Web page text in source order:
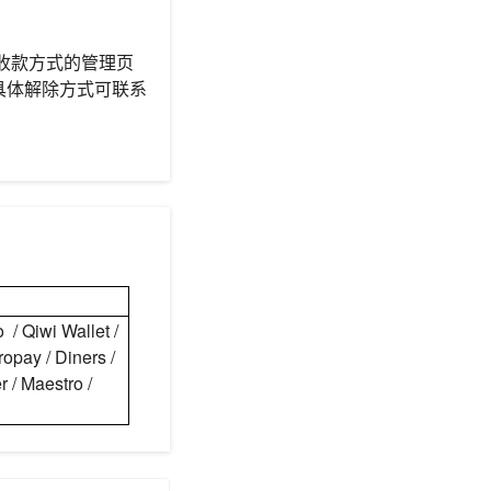
款方式的管理页
解除方式可联系
/ Qiwi Wallet /
/ Diners /
/ Maestro /